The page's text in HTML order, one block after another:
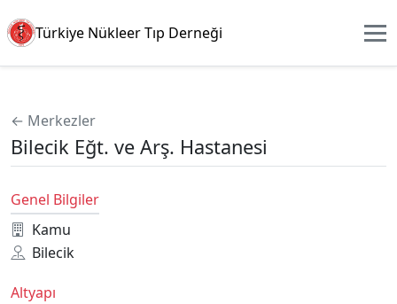
Türkiye Nükleer Tıp Derneği
← Merkezler
Bilecik Eğt. ve Arş. Hastanesi
Genel Bilgiler
Kamu
Bilecik
Altyapı